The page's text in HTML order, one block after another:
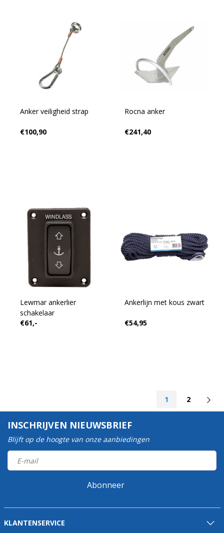
Anker veiligheid strap
€100,90
Rocna anker
€241,40
Lewmar ankerlier
schakelaar
€61,-
Ankerlijn met kous zwart
€54,95
1 2
INSCHRIJVEN NIEUWSBRIEF
Blijft op de hoogte van onze aanbiedingen
Abonneer
KLANTENSERVICE